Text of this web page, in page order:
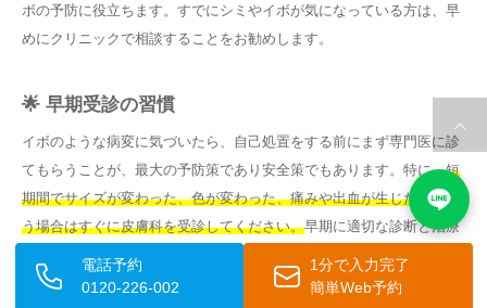
ボの予防に役立ちます。すでにシミやイボが気になっている方は、早
めにクリニックで相談することをお勧めします。
🌟 早期受診の習慣
イボのような病変に気づいたら、自己処置をする前にまず専門医に診
てもらうことが、最大の予防策であり安全策でもあります。特に、短
期間でサイズが変わった、色が変わった、痛みや出血が生じた、とい
う場合はすぐに皮膚科を受診してください。早期に適切な診断と治療
を受けることで、余計なトラブルを防ぐことができます。
電話予約
0120-226-002
1分で入力完了
簡単Web予約